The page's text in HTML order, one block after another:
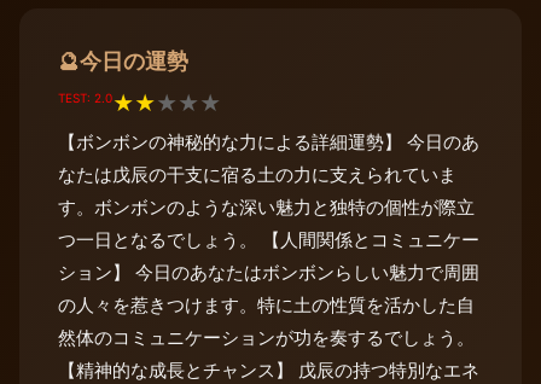
🔮今日の運勢
TEST: 2.0★★★★★
【ボンボンの神秘的な力による詳細運勢】 今日のあ
なたは戊辰の干支に宿る土の力に支えられていま
す。ボンボンのような深い魅力と独特の個性が際立
つ一日となるでしょう。 【人間関係とコミュニケー
ション】 今日のあなたはボンボンらしい魅力で周囲
の人々を惹きつけます。特に土の性質を活かした自
然体のコミュニケーションが功を奏するでしょう。
【精神的な成長とチャンス】 戊辰の持つ特別なエネ